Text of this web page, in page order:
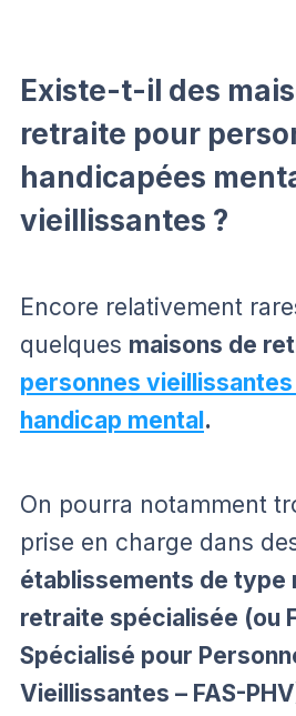
Existe-t-il des
retraite pour
handicapées
vieillissantes ?
Encore relativement
quelques maisons de
personnes vieillissantes
handicap mental .
On pourra notamment
prise en charge dans
établissements de type
retraite spécialisée (ou
Spécialisé pour
Vieillissantes – FAS-